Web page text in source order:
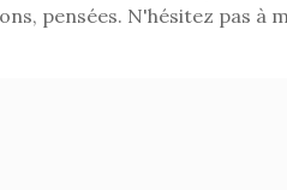
pensées. N'hésitez pas à